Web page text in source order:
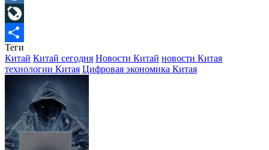
Mail.Ru
LiveJournal
Отправить
Теги
Китай Китай сегодня Новости Китай новости Китая
технологии Китая Цифровая экономика Китая